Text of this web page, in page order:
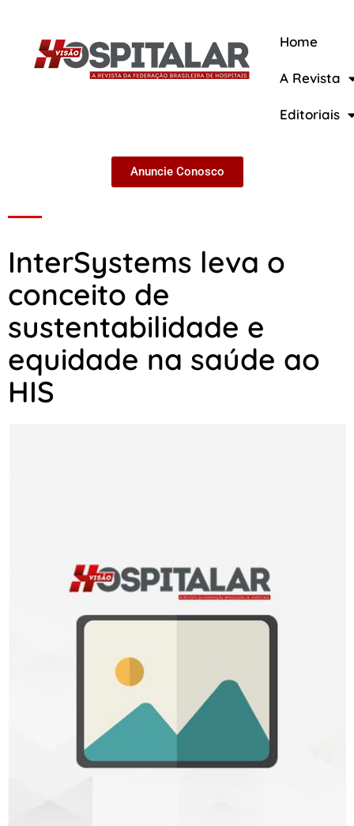
Home
A Revista
Editoriais
Anuncie Conosco
InterSystems leva o
conceito de
sustentabilidade e
equidade na saúde ao
HIS